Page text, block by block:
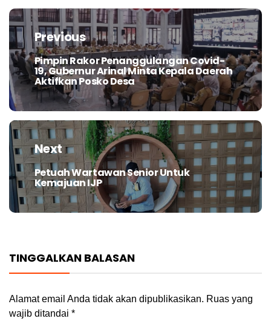
Navigasi
posPrevious
Previous
post:
Pimpin Rakor Penanggulangan Covid-
19, Gubernur Arinal Minta Kepala Daerah
Aktifkan Posko Desa
Next
Next
post:
Petuah Wartawan Senior Untuk
Kemajuan IJP
TINGGALKAN BALASAN
Alamat email Anda tidak akan dipublikasikan. Ruas yang
wajib ditandai *